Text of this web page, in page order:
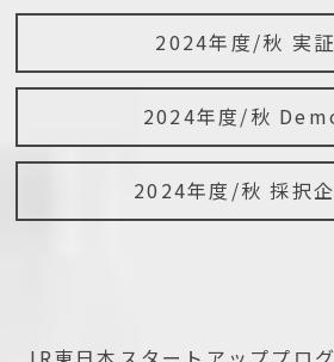
2024年度/秋 実
2024年度/秋
2024年度/秋 採択